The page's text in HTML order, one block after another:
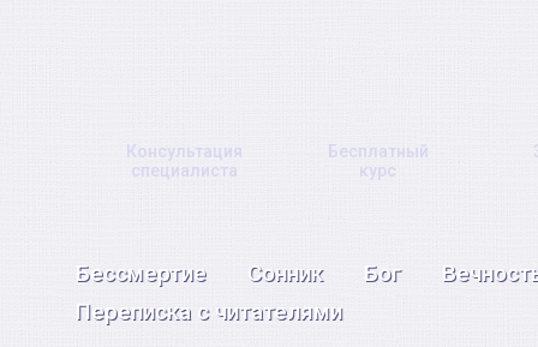
Консультация
специалиста
Бесплатный
курс
Бессмертие Сонник Бог
Переписка с читателями